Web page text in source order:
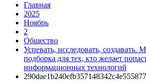
Главная
2025
Ноябрь
2
Общество
Успевать, исследовать,
подборка для тех, кто желает
информационных технологий
290dae1b240efb357148342c4e555877